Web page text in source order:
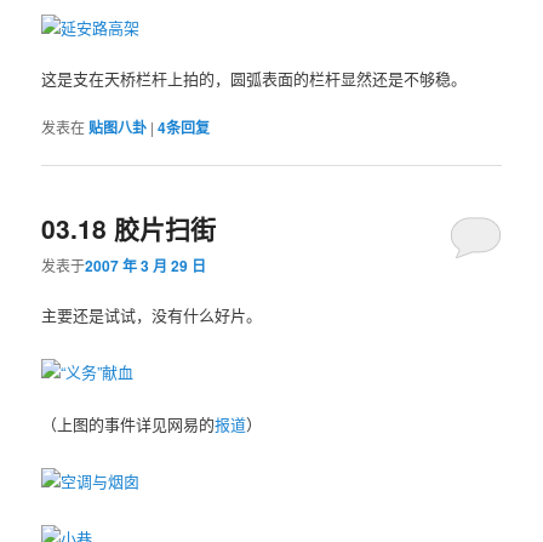
这是支在天桥栏杆上拍的，圆弧表面的栏杆显然还是不够稳。
发表在贴图八卦 |4条回复
03.18 胶片扫街
发表于2007 年 3 月 29 日
主要还是试试，没有什么好片。
（上图的事件详见网易的报道）